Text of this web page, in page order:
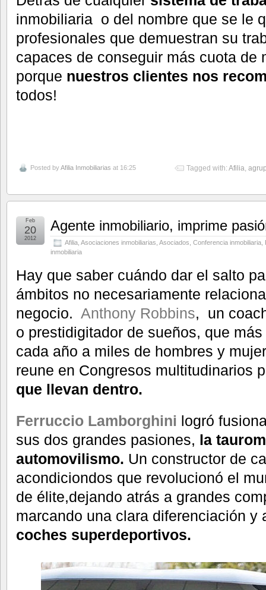
inmobiliaria o del nombre que se le
profesionales que demuestran su
capaces de conseguir más cuota de
porque nuestros clientes nos
todos!
Posted byAfilia Inmobiliarias at 16:25 Tagged with: Afilia,
Agente inmobiliario, imprime
Afilia Asociaciones inmobiliarias Asociados Conferencia inmobiliaria
inmobiliaria
Feb
20
2012
Hay que saber cuándo dar el salto
ámbitos no necesariamente
negocio. Anthony Robbins, un
o prestidigitador de sueños, que
cada año a miles de hombres y
reune en Congresos multitudinarios
que llevan dentro.
Ferruccio Lamborghini logró
sus dos grandes pasiones, la
automovilismo. Un constructor de
acondiciondos que revolucionó el
de élite,dejando atrás a grandes
marcando una clara diferenciación y
coches superdeportivos.